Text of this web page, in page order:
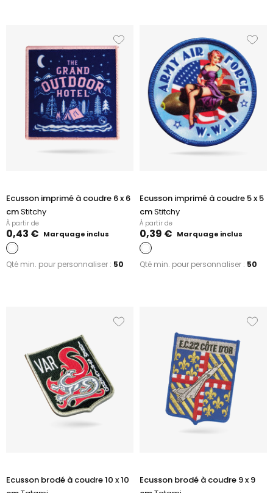
Ecusson imprimé à coudre 6 x 6
cmStitchy
À partir de
0,43 € Marquage inclus
Qté min. pour personnaliser : 50
Ecusson imprimé à coudre 5 x 5
cmStitchy
À partir de
0,39 € Marquage inclus
Qté min. pour personnaliser : 50
Ecusson brodé à coudre 10 x 10
Ecusson brodé à coudre 9 x 9